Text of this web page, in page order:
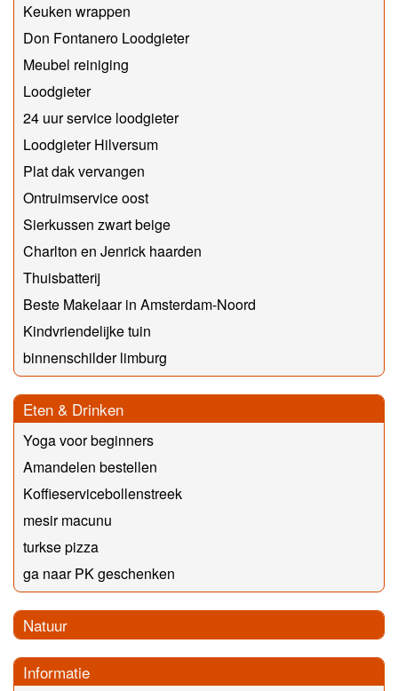
Keuken wrappen
Don Fontanero Loodgieter
Meubel reiniging
Loodgieter
24 uur service loodgieter
Loodgieter Hilversum
Plat dak vervangen
Ontruimservice oost
Sierkussen zwart beige
Charlton en Jenrick haarden
Thuisbatterij
Beste Makelaar in Amsterdam-Noord
Kindvriendelijke tuin
binnenschilder limburg
Eten & Drinken
Yoga voor beginners
Amandelen bestellen
Koffieservicebollenstreek
mesir macunu
turkse pizza
ga naar PK geschenken
Natuur
Informatie